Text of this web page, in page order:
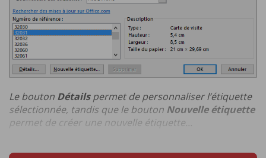
Le bouton Détailspermet de personnaliser l’étiquette
sélectionnée, tandis que le bouton Nouvelle étiquette
permet de créer une nouvelle étiquette...